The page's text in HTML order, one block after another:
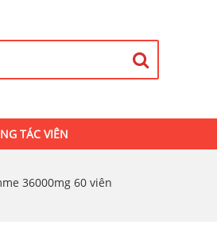
TÁC VIÊN
36000mg 60 viên